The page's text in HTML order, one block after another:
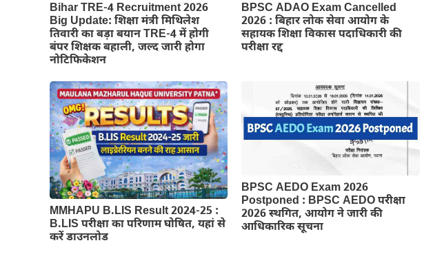
Bihar TRE-4 Recruitment 2026
Big Update: शिक्षा मंत्री मिथिलेश
तिवारी का बड़ा बयान TRE-4 में होगी
बंपर शिक्षक बहाली, जल्द जारी होगा
नोटिफिकेशन
BPSC ADAO Exam Cancelled
2026 : बिहार लोक सेवा आयोग के
सहायक शिक्षा विकास पदाधिकारी की
परीक्षा रद्द
MMHAPU B.LIS Result 2024-25 :
B.LIS परीक्षा का परिणाम घोषित, यहां से
करें डाउनलोड
BPSC AEDO Exam 2026
Postponed : BPSC AEDO परीक्षा
2026 स्थगित, आयोग ने जारी की
आधिकारिक सूचना